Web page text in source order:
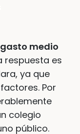
medio
respuesta es
ya que
Por
colegio
público.